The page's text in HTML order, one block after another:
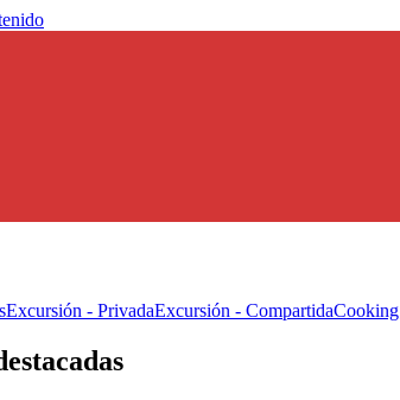
Excursión - PrivadaExcursión - Compartida